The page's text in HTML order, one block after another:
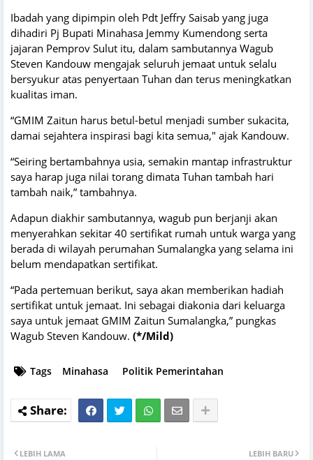
Ibadah yang dipimpin oleh Pdt Jeffry Saisab yang juga
dihadiri Pj Bupati Minahasa Jemmy Kumendong serta
jajaran Pemprov Sulut itu, dalam sambutannya Wagub
Steven Kandouw mengajak seluruh jemaat untuk selalu
bersyukur atas penyertaan Tuhan dan terus meningkatkan
kualitas iman.
“GMIM Zaitun harus betul-betul menjadi sumber sukacita,
damai sejahtera inspirasi bagi kita semua," ajak Kandouw.
“Seiring bertambahnya usia, semakin mantap infrastruktur
saya harap juga nilai torang dimata Tuhan tambah hari
tambah naik,” tambahnya.
Adapun diakhir sambutannya, wagub pun berjanji akan
menyerahkan sekitar 40 sertifikat rumah untuk warga yang
berada di wilayah perumahan Sumalangka yang selama ini
belum mendapatkan sertifikat.
“Pada pertemuan berikut, saya akan memberikan hadiah
sertifikat untuk jemaat. Ini sebagai diakonia dari keluarga
saya untuk jemaat GMIM Zaitun Sumalangka,” pungkas
Wagub Steven Kandouw. (*/Mild)
Tags Minahasa Politik Pemerintahan
LEBIH BARU
LEBIH LAMA